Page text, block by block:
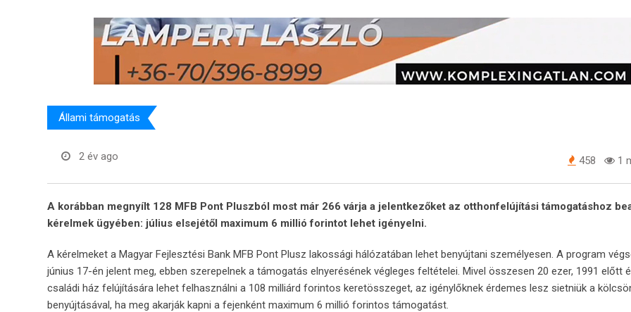
Állami támogatás
2 év ago 458 1
A korábban megnyílt 128 MFB Pont Pluszból most már 266 várja a jelentkezőket az otthonfelújítási támogatáshoz
kérelmek ügyében: július elsejétől maximum 6 millió forintot lehet igényelni.
A kérelmeket a Magyar Fejlesztési Bank MFB Pont Plusz lakossági hálózatában lehet benyújtani személyesen. A program
június 17-én jelent meg, ebben szerepelnek a támogatás elnyerésének végleges feltételei. Mivel összesen 20 ezer, 1991 előtt
családi ház felújítására lehet felhasználni a 108 milliárd forintos keretösszeget, az igénylőknek érdemes lesz sietniük a
benyújtásával, ha meg akarják kapni a fejenként maximum 6 millió forintos támogatást.